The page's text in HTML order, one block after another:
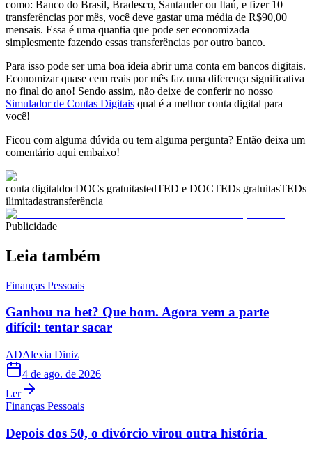
como: Banco do Brasil, Bradesco, Santander ou Itaú, e fizer 10
transferências por mês, você deve gastar uma média de R$90,00
mensais. Essa é uma quantia que pode ser economizada
simplesmente fazendo essas transferências por outro banco.
Para isso pode ser uma boa ideia abrir uma conta em bancos digitais.
Economizar quase cem reais por mês faz uma diferença significativa
no final do ano! Sendo assim, não deixe de conferir no nosso
Simulador de Contas Digitais qual é a melhor conta digital para
você!
Ficou com alguma dúvida ou tem alguma pergunta? Então deixa um
comentário aqui embaixo!
conta digitaldocDOCs gratuitastedTED e DOCTEDs gratuitasTEDs
ilimitadastransferência
Publicidade
Leia também
Finanças Pessoais
Ganhou na bet? Que bom. Agora vem a parte
difícil: tentar sacar
ADAlexia Diniz
4 de ago. de 2026
Ler
Finanças Pessoais
Depois dos 50, o divórcio virou outra história